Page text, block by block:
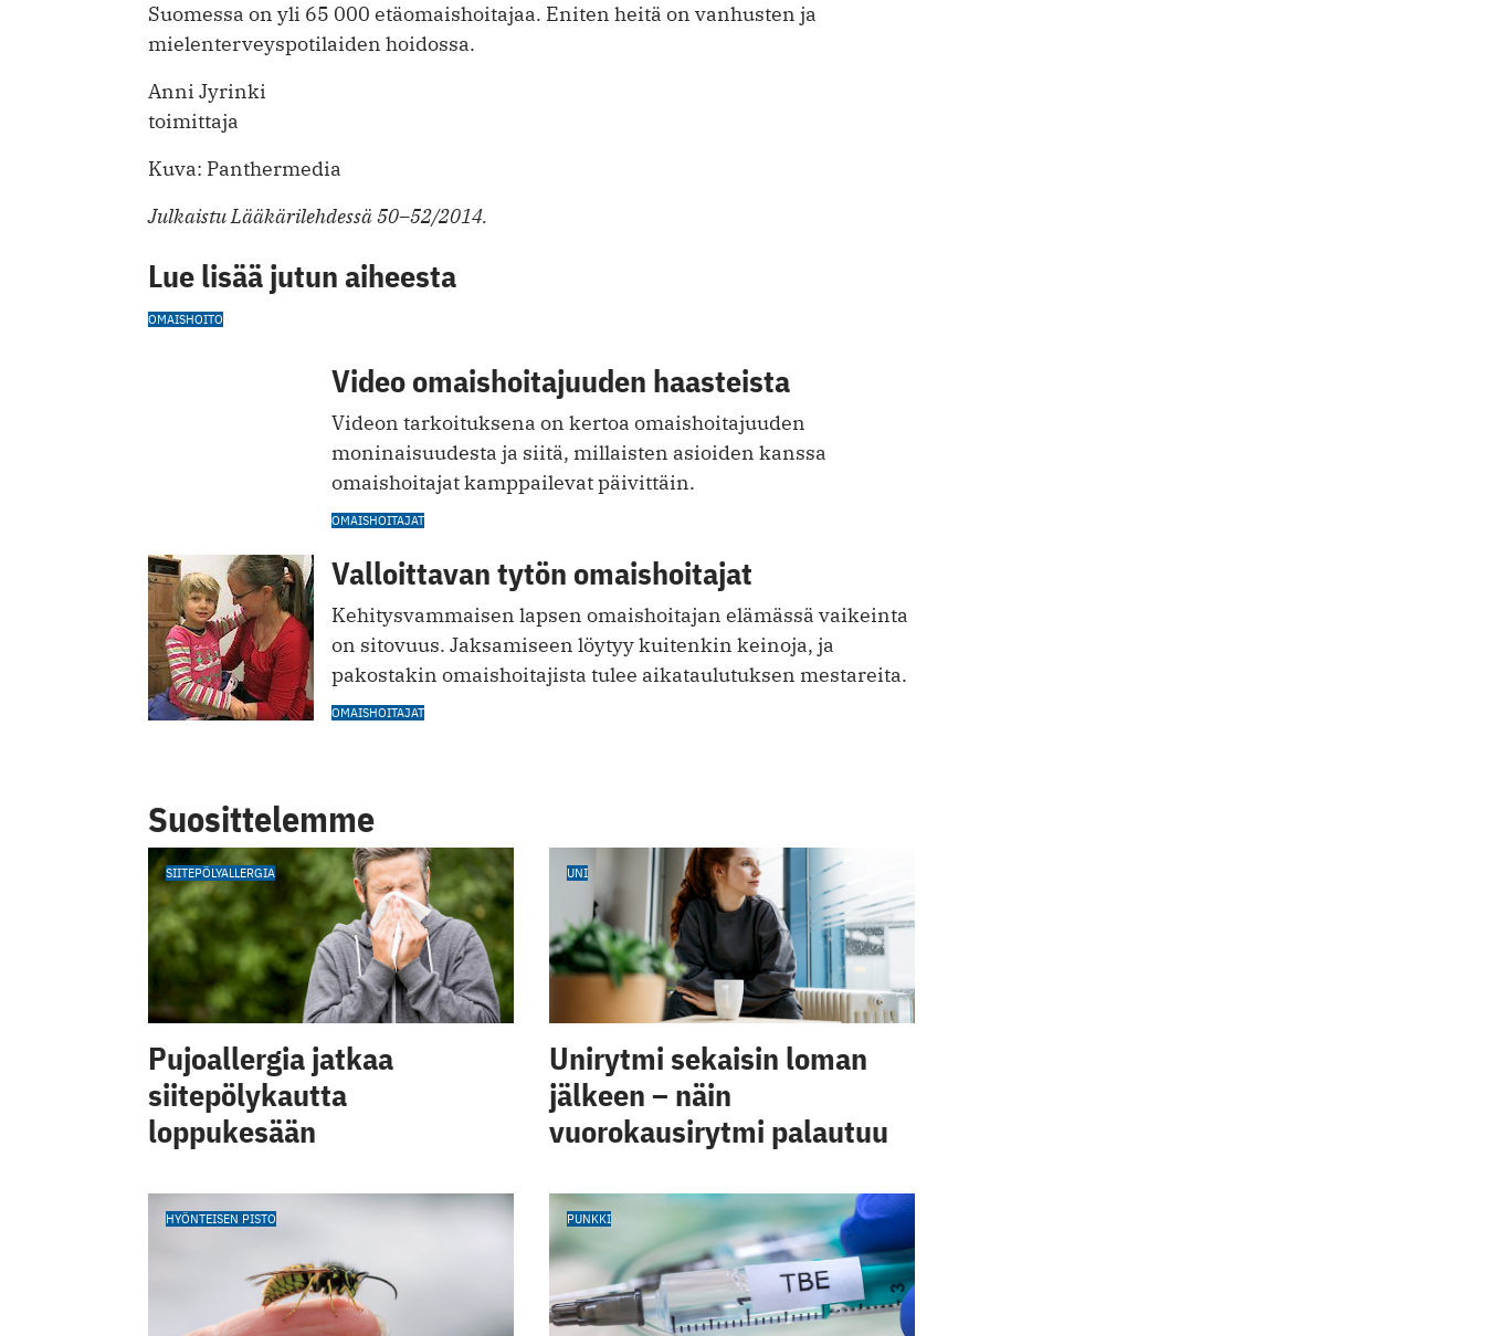
Suomessa on yli 65 000 etäomaishoitajaa. Eniten heitä on vanhusten ja
mielenterveyspotilaiden hoidossa.
Anni Jyrinki
toimittaja
Kuva: Panthermedia
Julkaistu Lääkärilehdessä 50–52/2014.
Lue lisää jutun aiheesta
OMAISHOITO
Video omaishoitajuuden haasteista
Videon tarkoituksena on kertoa omaishoitajuuden
moninaisuudesta ja siitä, millaisten asioiden kanssa
omaishoitajat kamppailevat päivittäin.
OMAISHOITAJAT
Valloittavan tytön omaishoitajat
Kehitysvammaisen lapsen omaishoitajan elämässä vaikeinta
on sitovuus. Jaksamiseen löytyy kuitenkin keinoja, ja
pakostakin omaishoitajista tulee aikataulutuksen mestareita.
OMAISHOITAJAT
Suosittelemme
SIITEPÖLYALLERGIA
Pujoallergia jatkaa
siitepölykautta
loppukesään
UNI
Unirytmi sekaisin loman
jälkeen – näin
vuorokausirytmi palautuu
HYÖNTEISEN PISTO PUNKKI